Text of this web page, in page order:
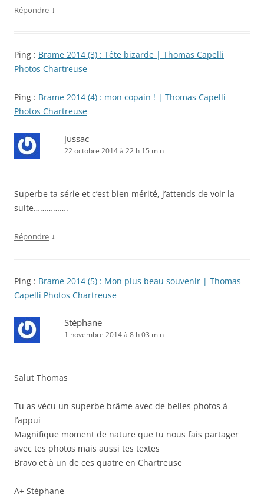
Répondre ↓
Ping : Brame 2014 (3) : Tête bizarde | Thomas Capelli
Photos Chartreuse
Ping : Brame 2014 (4) : mon copain ! | Thomas Capelli
Photos Chartreuse
jussac
22 octobre 2014 à 22 h 15 min
Superbe ta série et c’est bien mérité, j’attends de voir la
suite…………….
Répondre ↓
Ping : Brame 2014 (5) : Mon plus beau souvenir | Thomas
Capelli Photos Chartreuse
Stéphane
1 novembre 2014 à 8 h 03 min
Salut Thomas
Tu as vécu un superbe brâme avec de belles photos à
l’appui
Magnifique moment de nature que tu nous fais partager
avec tes photos mais aussi tes textes
Bravo et à un de ces quatre en Chartreuse
A+ Stéphane